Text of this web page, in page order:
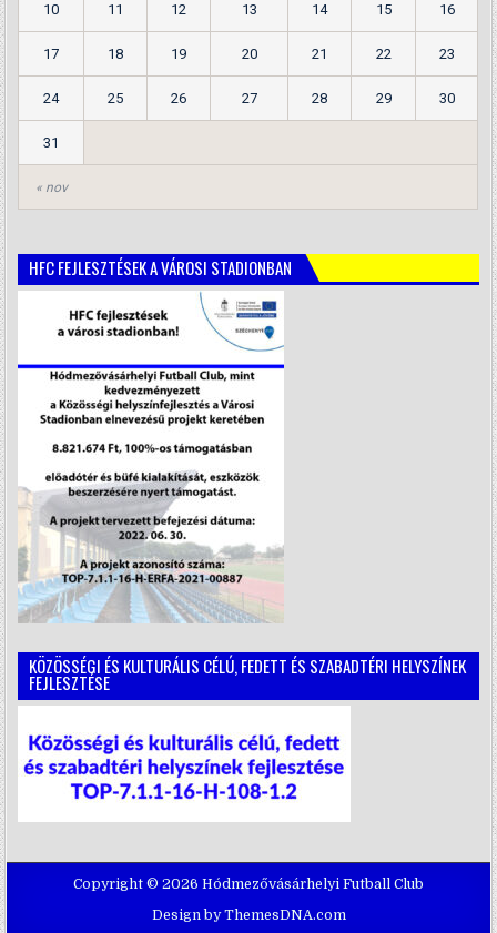
« nov
10 11 12 13 14 15 16
17 18 19 20 21 22 23
24 25 26 27 28 29 30
31
HFC FEJLESZTÉSEK A VÁROSI STADIONBAN
KÖZÖSSÉGI ÉS KULTURÁLIS CÉLÚ, FEDETT ÉS SZABADTÉRI HELYSZÍNEK
FEJLESZTÉSE
Copyright © 2026 Hódmezővásárhelyi Futball Club
Design by ThemesDNA.com